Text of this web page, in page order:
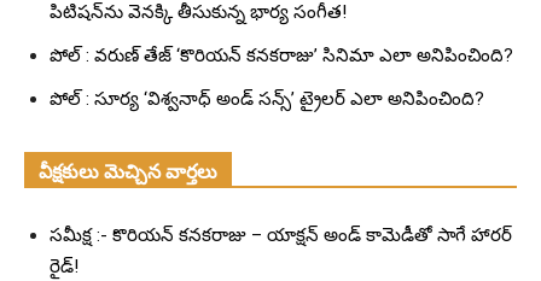
పిటిషన్‌ను వెనక్కి తీసుకున్న భార్య సంగీత!
పోల్ : వరుణ్ తేజ్ ‘కొరియన్ కనకరాజు’ సినిమా ఎలా అనిపించింది?
పోల్ : సూర్య ‘విశ్వనాధ్ అండ్ సన్స్’ ట్రైలర్ ఎలా అనిపించింది?
వీక్షకులు మెచ్చిన వార్తలు
సమీక్ష :- కొరియన్ కనకరాజు – యాక్షన్ అండ్ కామెడీతో సాగే హారర్
రైడ్!